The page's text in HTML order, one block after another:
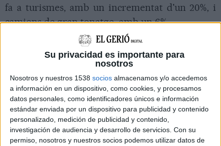
Su privacidad es importante para
nosotros
Nosotros y nuestros 1538 socios almacenamos y/o accedemos
a información en un dispositivo, como cookies, y procesamos
datos personales, como identificadores únicos e información
estándar enviada por un dispositivo para publicidad y contenido
personalizado, medición de publicidad y contenido,
investigación de audiencia y desarrollo de servicios. Con su
permiso, nosotros y nuestros socios podemos utilizar datos de
fa a turismes, amb un incrementat d'un 20%, i
camions de gran tonatge, amb un 6%.
28è aniversari de Mercagirona
El proper 24 de maig Mercagirona cumpleix 28
anys i per celebrar-ho organitza una acció
promocional entre els seus clients i amics que
consisteix en un berenar i el sorteig d'un cap de
setmana de turisme rural per a dues persones.